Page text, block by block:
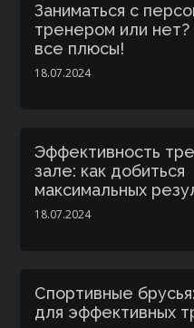
Заниматься с
тренером или нет?
все плюсы!
18.07.2024
Эффективность
зале: как добиться
максимальных
18.07.2024
Спортивные
для эффективных